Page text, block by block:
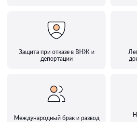
Защита при отказе в ВНЖ и
депортации
Международный брак и развод